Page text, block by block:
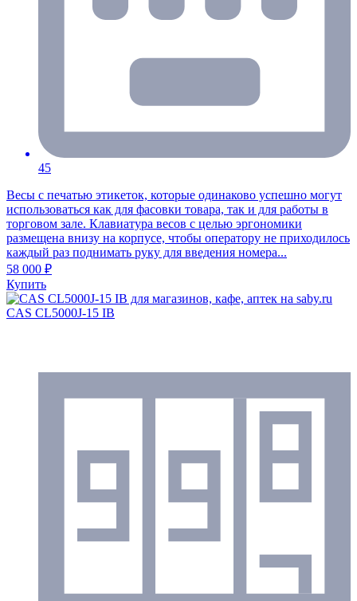
45
Весы с печатью этикеток, которые одинаково успешно могут
использоваться как для фасовки товара, так и для работы в
торговом зале. Клавиатура весов с целью эргономики
размещена внизу на корпусе, чтобы оператору не приходилось
каждый раз поднимать руку для введения номера...
58 000 ₽
Купить
CAS CL5000J-15 IB